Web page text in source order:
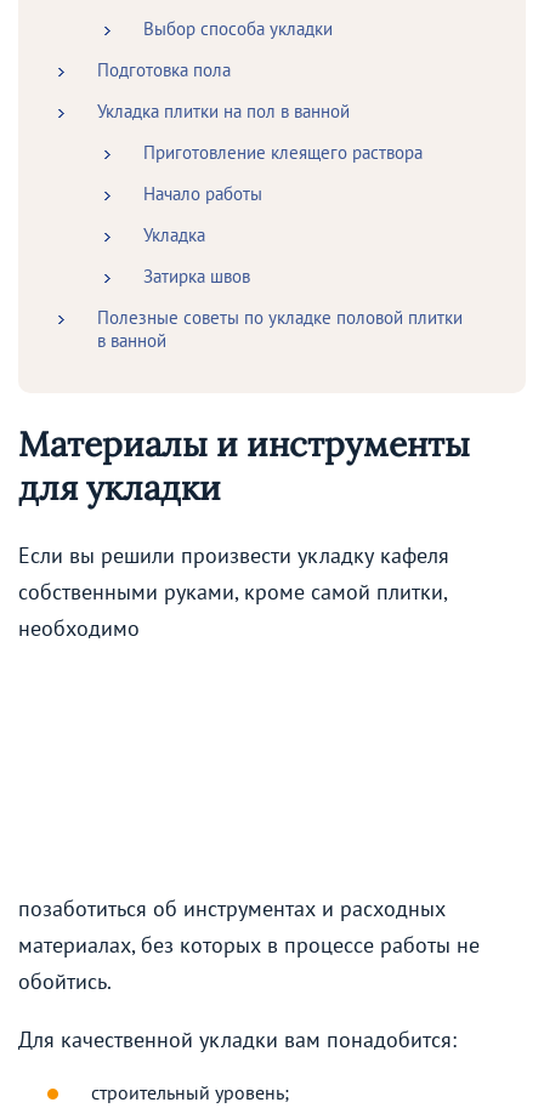
Выбор способа укладки
Подготовка пола
Укладка плитки на пол в ванной
Приготовление клеящего раствора
Начало работы
Укладка
Затирка швов
Полезные советы по укладке половой плитки
в ванной
Материалы и инструменты
для укладки
Если вы решили произвести укладку кафеля
собственными руками, кроме самой плитки,
необходимо
позаботиться об инструментах и расходных
материалах, без которых в процессе работы не
обойтись.
Для качественной укладки вам понадобится:
строительный уровень;